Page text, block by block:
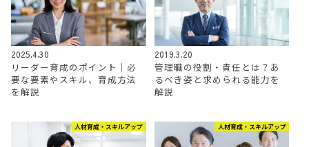
2025.4.30
リーダー育成のポイント｜必
要な要素やスキル、育成方法
を解説
2019.3.20
管理職の役割・責任とは？あ
るべき姿と求められる能力を
解説
人材育成・スキルアップ 人材育成・スキルアップ